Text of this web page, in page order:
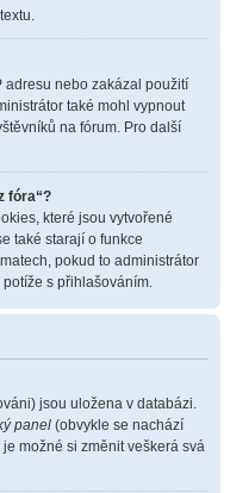
adresu nebo zakázal použití
také mohl vypnout
na fórum. Pro další
fóra“?
které jsou vytvořené
také starají o funkce
pokud to administrátor
s přihlašováním.
jsou uložena v databázi.
panel (obvykle se nachází
možné si změnit veškerá svá